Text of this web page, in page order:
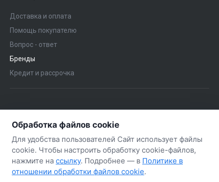
Доставка и оплата
Помощь покупателю
Вопрос - ответ
Бренды
Кредит и рассрочка
+375 (29) 563-57-02
Обработка файлов cookie
Для удобства пользователей Сайт использует файлы
cookie. Чтобы настроить обработку cookie-файлов,
нажмите на ссылку. Подробнее — в Политике в
отношении обработки файлов cookie.